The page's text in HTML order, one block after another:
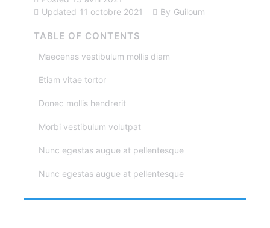
Updated 11 octobre 2021 By Guiloum
TABLE OF CONTENTS
Maecenas vestibulum mollis diam
Etiam vitae tortor
Donec mollis hendrerit
Morbi vestibulum volutpat
Nunc egestas augue at pellentesque
Nunc egestas augue at pellentesque